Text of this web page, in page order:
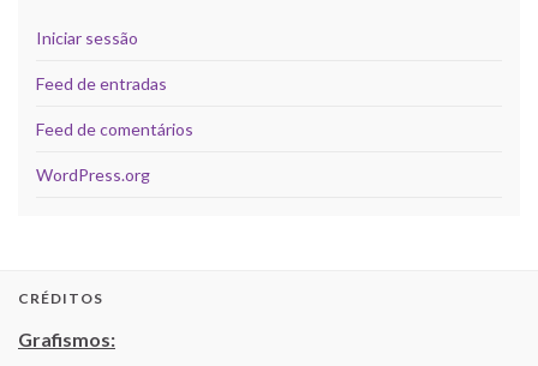
Iniciar sessão
Feed de entradas
Feed de comentários
WordPress.org
CRÉDITOS
Grafismos: